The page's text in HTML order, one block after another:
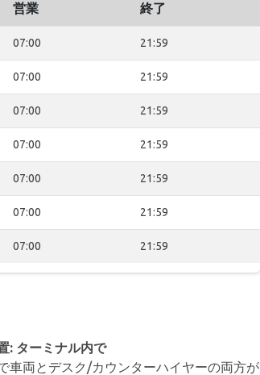
営業 終了
07:00 21:59
07:00 21:59
07:00 21:59
07:00 21:59
07:00 21:59
07:00 21:59
07:00 21:59
: ターミナル内で
車両とデスク/カウンターハイヤーの両方が